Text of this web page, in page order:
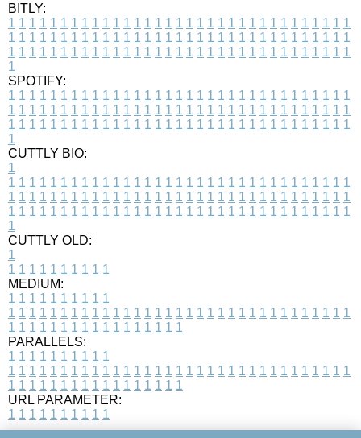
BITLY:
1 1 1 1 1 1 1 1 1 1 1 1 1 1 1 1 1 1 1 1 1 1 1 1 1 1 1 1 1 1 1 1 1
1 1 1 1 1 1 1 1 1 1 1 1 1 1 1 1 1 1 1 1 1 1 1 1 1 1 1 1 1 1 1 1 1
1 1 1 1 1 1 1 1 1 1 1 1 1 1 1 1 1 1 1 1 1 1 1 1 1 1 1 1 1 1 1 1 1
1
SPOTIFY:
1 1 1 1 1 1 1 1 1 1 1 1 1 1 1 1 1 1 1 1 1 1 1 1 1 1 1 1 1 1 1 1 1
1 1 1 1 1 1 1 1 1 1 1 1 1 1 1 1 1 1 1 1 1 1 1 1 1 1 1 1 1 1 1 1 1
1 1 1 1 1 1 1 1 1 1 1 1 1 1 1 1 1 1 1 1 1 1 1 1 1 1 1 1 1 1 1 1 1
1
CUTTLY BIO:
1
1 1 1 1 1 1 1 1 1 1 1 1 1 1 1 1 1 1 1 1 1 1 1 1 1 1 1 1 1 1 1 1 1
1 1 1 1 1 1 1 1 1 1 1 1 1 1 1 1 1 1 1 1 1 1 1 1 1 1 1 1 1 1 1 1 1
1 1 1 1 1 1 1 1 1 1 1 1 1 1 1 1 1 1 1 1 1 1 1 1 1 1 1 1 1 1 1 1 1
1
CUTTLY OLD:
1
1 1 1 1 1 1 1 1 1 1
MEDIUM:
1 1 1 1 1 1 1 1 1 1
1 1 1 1 1 1 1 1 1 1 1 1 1 1 1 1 1 1 1 1 1 1 1 1 1 1 1 1 1 1 1 1 1
1 1 1 1 1 1 1 1 1 1 1 1 1 1 1 1 1
PARALLELS:
1 1 1 1 1 1 1 1 1 1
1 1 1 1 1 1 1 1 1 1 1 1 1 1 1 1 1 1 1 1 1 1 1 1 1 1 1 1 1 1 1 1 1
1 1 1 1 1 1 1 1 1 1 1 1 1 1 1 1 1
URL PARAMETER:
1 1 1 1 1 1 1 1 1 1